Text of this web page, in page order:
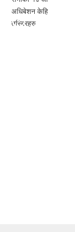
अधिबेशन केहि
तस्बिरहरु